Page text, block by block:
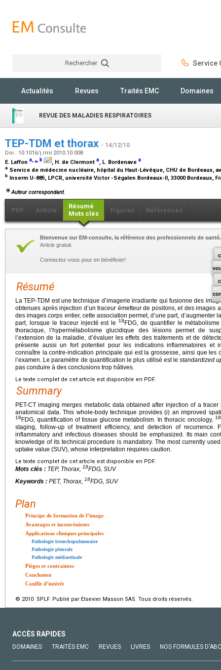
Rechercher Service
Actualités Revues Traités EMC Domaines
REVUE DES MALADIES RESPIRATOIRES
TEP-TDM et thorax - 14/12/10
Doi : 10.1016/j.rmr.2010.10.008
E. Laffon a,⁎, b , H. de Clermont a, L. Bordenave a
a Service de médecine nucléaire, hôpital du Haut-Lévêque, CHU de Bordeaux,
b Inserm U-885, LPCR, université Victor -Ségalen Bordeaux-II, 33000 Bordeaux,
Auteur correspondant.
PDF Article
Résumé
Mots clés
Figures Références
Bienvenue sur EM-consulte, la référence des professionnels de santé.
Article gratuit.
Connectez-vous pour en bénéficier!
Résumé
La TEP-TDM est une technique d’imagerie irradiante qui fusionne des
obtenues après injection d’un traceur émetteur de positons, et des images
des images corps entier, cette association permet, d’une part, d’augmenter
part, lorsque le traceur injecté est le18FDG, de quantifier le
thoracique, l’hypermétabolisme glucidique des lésions permet de
l’extension de la maladie, d’évaluer les effets des traitements et de
présente aussi un fort potentiel pour les indications inflammatoires et
connaître la contre-indication principale qui est la grossesse, ainsi que les
l’examen. Le paramètre de quantification le plus utilisé est lestandardized
pas conduire à des conclusions trop hâtives.
Le texte complet de cet article est disponible en PDF.
Summary
PET-CT imaging merges metabolic data obtained after injection of a
anatomical data. This whole-body technique provides (i) an improved
18FDG, quantification of tissue glucose metabolism. In thoracic oncology, 18
staging, follow-up of treatment efficiency, and detection of recurrence.
inflammatory and infectious diseases should be emphasized. Its main
knowledge of its technical procedure is mandatory. The most currently
uptake value (SUV), whose interpretation requires caution.
Le texte complet de cet article est disponible en PDF.
Mots clés : TEP, Thorax, 18FDG, SUV
Keywords : PET, Thorax, 18FDG, SUV
Plan
Principe de formation de l’image
Avantages et inconvénients
Applications cliniques principales
Pathologie bronchopulmonaire
Pathologie pleurale
Pathologie médiastinale
Pièges et contraintes
Conclusion
Conflit d’intérêt
© 2010 SPLF. Publié par Elsevier Masson SAS. Tous droits réservés.
ACCÈS RAPIDES
DOMAINES TRAITÉS EMC REVUES LIVRES NOS FORMULES